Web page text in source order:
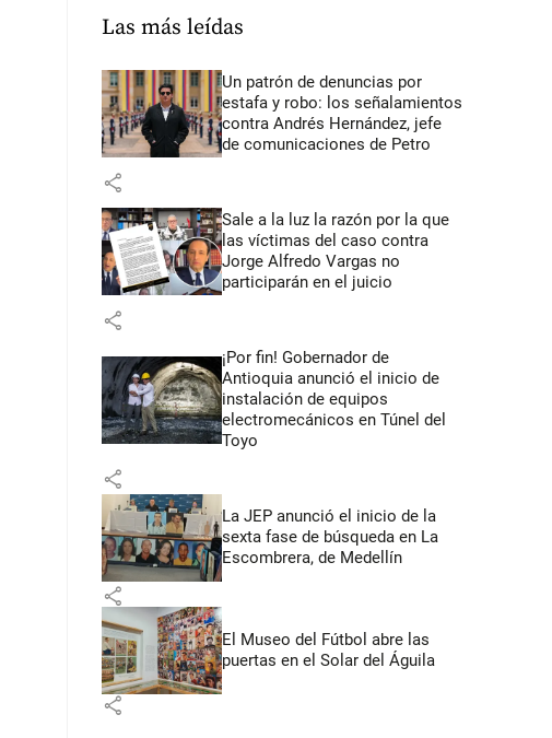
Las más leídas
Un patrón de denuncias por
estafa y robo: los señalamientos
contra Andrés Hernández, jefe
de comunicaciones de Petro
share
Sale a la luz la razón por la que
las víctimas del caso contra
Jorge Alfredo Vargas no
participarán en el juicio
share
¡Por fin! Gobernador de
Antioquia anunció el inicio de
instalación de equipos
electromecánicos en Túnel del
Toyo
share
La JEP anunció el inicio de la
sexta fase de búsqueda en La
Escombrera, de Medellín
share
El Museo del Fútbol abre las
puertas en el Solar del Águila
share